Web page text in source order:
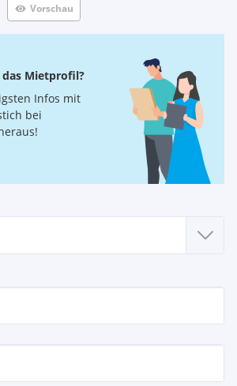
Vorschau
das Mietprofil?
Infos mit
bei